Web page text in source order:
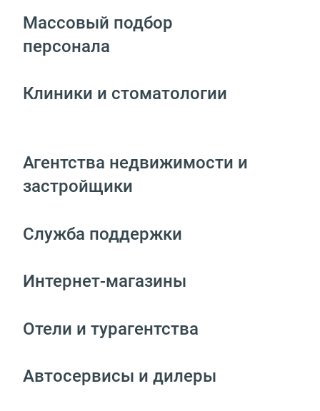
Массовый подбор
персонала
Клиники и стоматологии
Агентства недвижимости и
застройщики
Служба поддержки
Интернет-магазины
Отели и турагентства
Автосервисы и дилеры